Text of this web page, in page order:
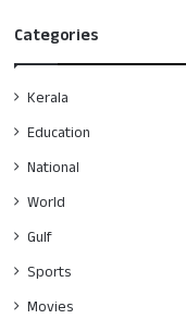
Categories
Kerala
Education
National
World
Gulf
Sports
Movies